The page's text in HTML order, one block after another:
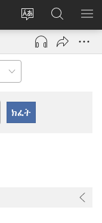
የድረ
ገጹን
ቋንቋ
ግባ
(አዲስ
ዊንዶው
JW.ORG
ላይ
መፈለጊያ